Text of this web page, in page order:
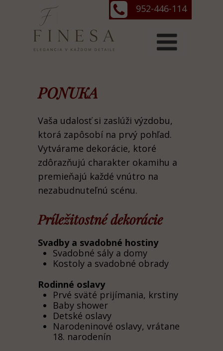
952-446-114
PONUKA
Vaša udalosť si zaslúži výzdobu,
ktorá zapôsobí na prvý pohľad.
Vytvárame dekorácie, ktoré
zdôrazňujú charakter okamihu a
premieňajú každé vnútro na
nezabudnuteľnú scénu.
Príležitostné dekorácie
Svadby a svadobné hostiny
Svadobné sály a domy
Kostoly a svadobné obrady
Rodinné oslavy
Prvé sväté prijímania, krstiny
Baby shower
Detské oslavy
Narodeninové oslavy, vrátane
18. narodenín